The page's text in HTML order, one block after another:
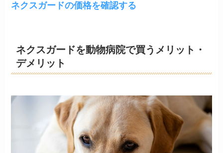
ネクスガードの価格を確認する
ネクスガードを動物病院で買うメリット・
デメリット